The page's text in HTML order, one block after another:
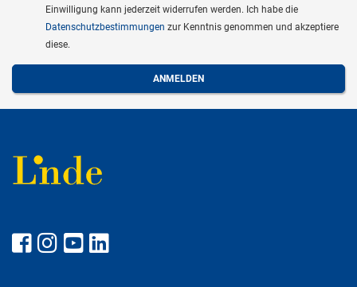
Einwilligung kann jederzeit widerrufen werden. Ich habe die
Datenschutzbestimmungen zur Kenntnis genommen und akzeptiere
diese.